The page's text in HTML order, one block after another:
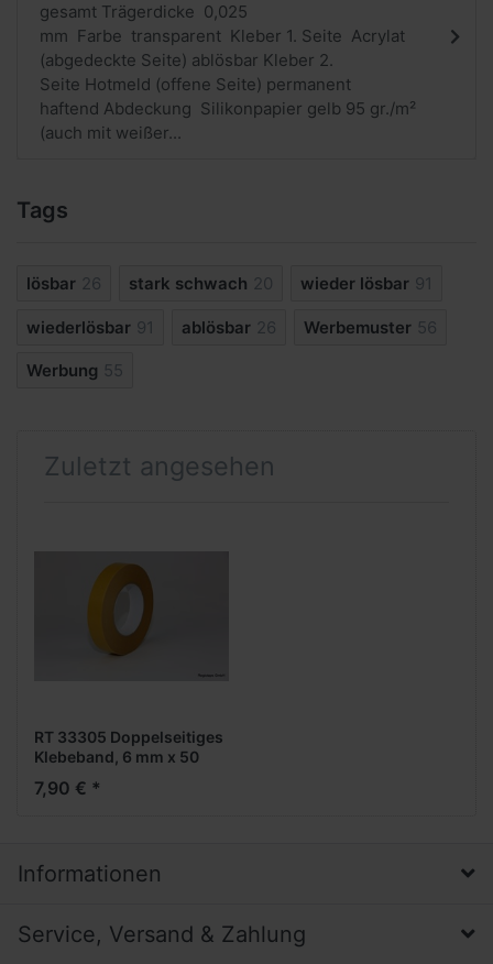
gesamt Trägerdicke 0,025
mm Farbe transparent Kleber 1. Seite Acrylat
(abgedeckte Seite) ablösbar Kleber 2.
Seite Hotmeld (offene Seite) permanent
haftend Abdeckung Silikonpapier gelb 95 gr./m²
(auch mit weißer...
Tags
lösbar 26 stark schwach 20 wieder lösbar 91
wiederlösbar 91 ablösbar 26 Werbemuster 56
Werbung 55
Zuletzt angesehen
RT 33305 Doppelseitiges
Klebeband, 6 mm x 50
Meter, stark/schwach
klebend, 0,1 mm Dicke
7,90 € *
Informationen
Service, Versand & Zahlung